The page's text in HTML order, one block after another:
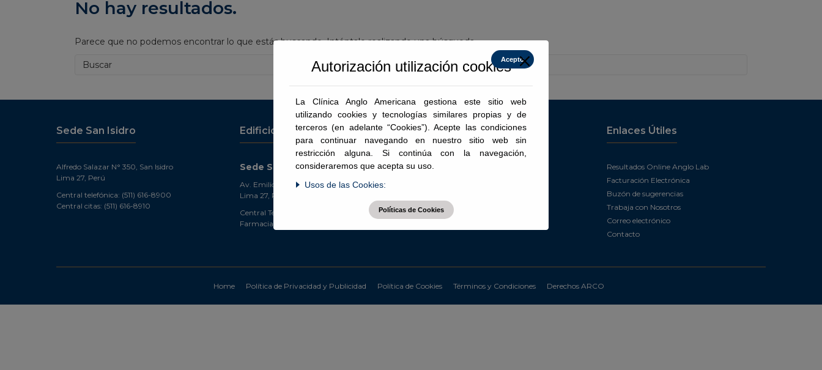
No hay resultados.
Parece que no podemos encontrar lo que estás buscando. Inténtalo realizando una búsqueda.
Sede San Isidro
Alfredo Salazar N° 350, San Isidro
Lima 27, Perú
Central telefónica: (511) 616-8900
Central citas: (511) 616-8910
Edificio Dr. Fleck
Sede San Isidro
Av. Emilio Cavenecia 250, San Isidro
Lima 27, Perú
Central Telefónica: (511) 616 8900
Farmacia: 616-8931
Sede La Molina
Av. La Fontana 362, La Molina
Enlaces Útiles
Resultados Online Anglo Lab
Facturación Electrónica
Buzón de sugerencias
Trabaja con Nosotros
Correo electrónico
Contacto
Home Política de Privacidad y Publicidad Política de Cookies Términos y Condiciones Derechos ARCO
Autorización utilización cookies
La Clínica Anglo Americana gestiona este sitio web
utilizando cookies y tecnologías similares propias y de
terceros (en adelante “Cookies”). Acepte las condiciones
para continuar navegando en nuestro sitio web sin
restricción alguna. Si continúa con la navegación,
consideraremos que acepta su uso.
Usos de las Cookies:
Acepto
Políticas de Cookies